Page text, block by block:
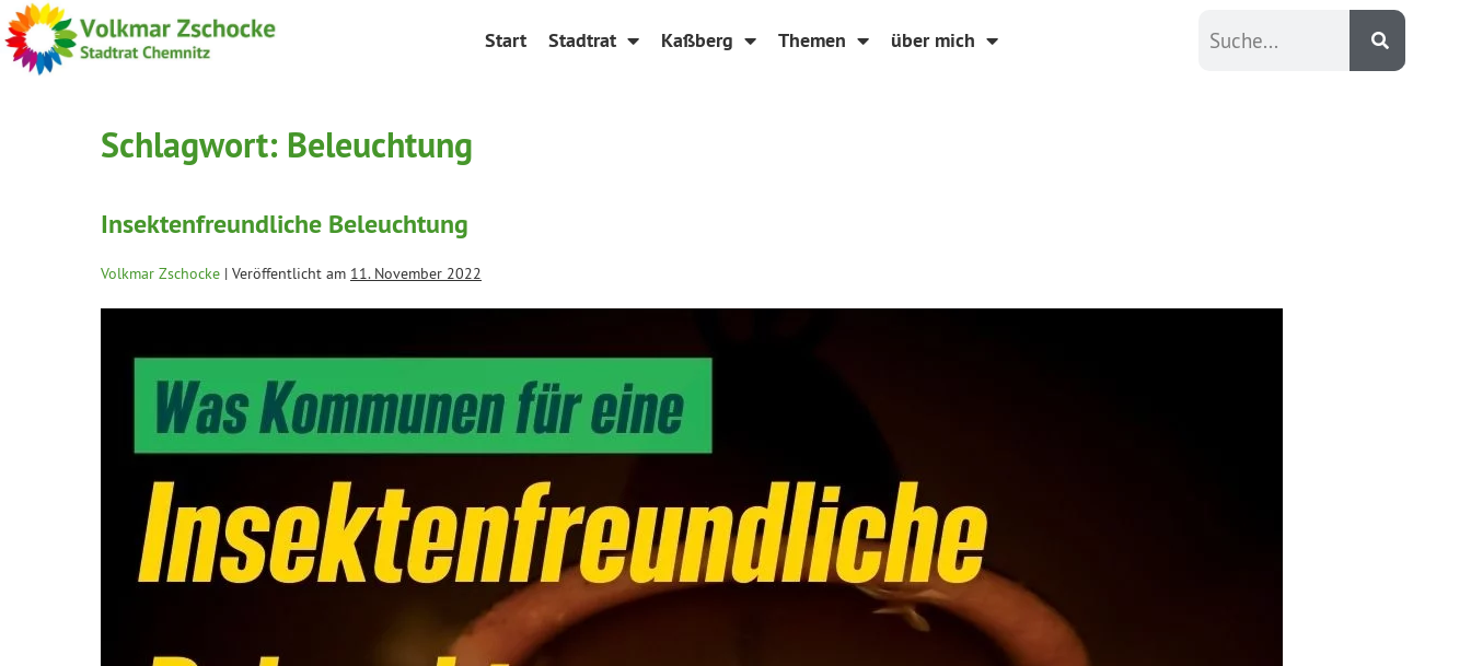
Start Stadtrat Kaßberg Themen über mich
Schlagwort: Beleuchtung
Insektenfreundliche Beleuchtung
Volkmar Zschocke | Veröffentlicht am 11. November 2022